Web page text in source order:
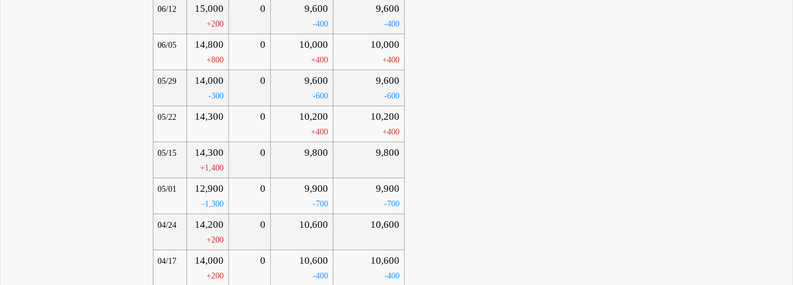
06/12 15,000
+200
0 9,600
-400
9,600
-400
06/05 14,800
+800
0 10,000
+400
10,000
+400
05/29 14,000
-300
0 9,600
-600
9,600
-600
05/22 14,300 0 10,200
+400
10,200
+400
05/15 14,300
+1,400
0 9,800 9,800
05/01 12,900
-1,300
0 9,900
-700
9,900
-700
04/24 14,200
+200
0 10,600 10,600
04/17 14,000
+200
0 10,600
-400
10,600
-400